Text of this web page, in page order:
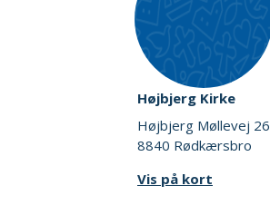
Højbjerg Kirke
Højbjerg Møllevej 26
8840 Rødkærsbro
Vis på kort